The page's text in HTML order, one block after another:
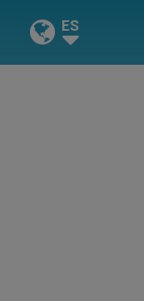
ES